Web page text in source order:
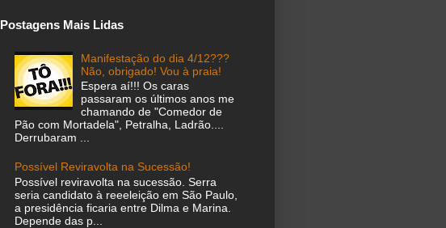
Postagens Mais Lidas
Manifestação do dia 4/12???
Não, obrigado! Vou à praia!
Espera aí!!! Os caras
passaram os últimos anos me
chamando de "Comedor de
Pão com Mortadela", Petralha, Ladrão....
Derrubaram ...
Possível Reviravolta na Sucessão!
Possível reviravolta na sucessão. Serra
seria candidato à reeeleição em São Paulo,
a presidência ficaria entre Dilma e Marina.
Depende das p...